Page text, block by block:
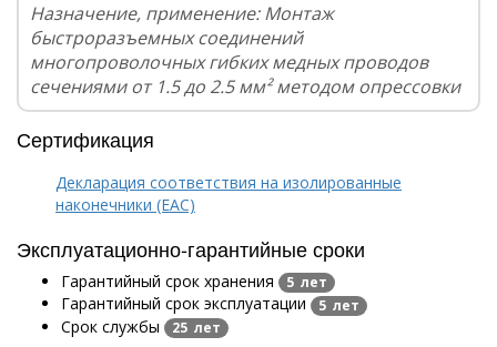
Назначение, применение: Монтаж
быстроразъемных соединений
многопроволочных гибких медных проводов
сечениями от 1.5 до 2.5 мм² методом опрессовки
Сертификация
Декларация соответствия на изолированные
наконечники (EAC)
Эксплуатационно-гарантийные сроки
Гарантийный срок хранения 5 лет
Гарантийный срок эксплуатации 5 лет
Срок службы 25 лет